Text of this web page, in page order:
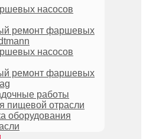
насосов
ремонт фаршевых
насосов
ремонт фаршевых
работы
пищевой отрасли
оборудования